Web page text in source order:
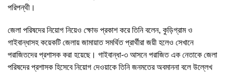
পরিপন্থী।
জেলা পরিষদের নিয়োগ নিয়েও ক্ষোভ প্রকাশ করে তিনি বলেন, কুড়িগ্রাম ও
গাইবান্ধাসহ কয়েকটি জেলায় জামায়াত সমর্থিত প্রার্থীরা জয়ী হলেও সেখানে
পরাজিতদের প্রশাসক করা হয়েছে। গাইবান্ধা-৩ আসনে পরাজিত এক নেতাকে জেলা
পরিষদের প্রশাসক হিসেবে নিয়োগ দেওয়াকে তিনি জনমতের অবমাননা বলে উল্লেখ